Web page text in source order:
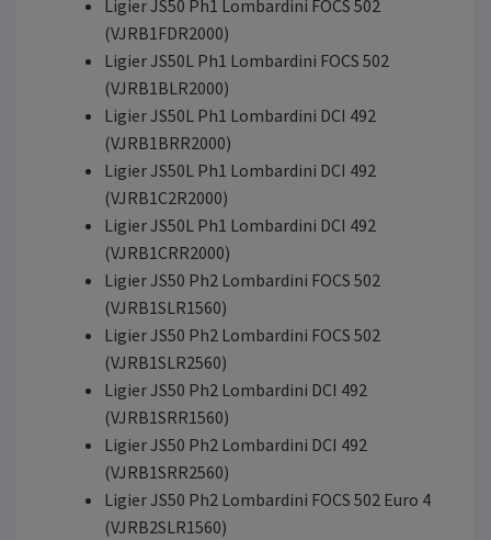
Ligier JS50 Ph1 Lombardini FOCS 502
(VJRB1FDR2000)
Ligier JS50L Ph1 Lombardini FOCS 502
(VJRB1BLR2000)
Ligier JS50L Ph1 Lombardini DCI 492
(VJRB1BRR2000)
Ligier JS50L Ph1 Lombardini DCI 492
(VJRB1C2R2000)
Ligier JS50L Ph1 Lombardini DCI 492
(VJRB1CRR2000)
Ligier JS50 Ph2 Lombardini FOCS 502
(VJRB1SLR1560)
Ligier JS50 Ph2 Lombardini FOCS 502
(VJRB1SLR2560)
Ligier JS50 Ph2 Lombardini DCI 492
(VJRB1SRR1560)
Ligier JS50 Ph2 Lombardini DCI 492
(VJRB1SRR2560)
Ligier JS50 Ph2 Lombardini FOCS 502 Euro 4
(VJRB2SLR1560)